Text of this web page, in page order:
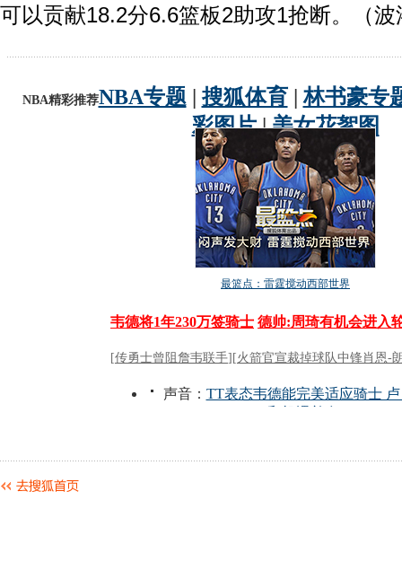
可以贡献18.2分6.6篮板2助攻1抢断。（波
动物系恋人啊 | 钟欣潼体验爱情哲学